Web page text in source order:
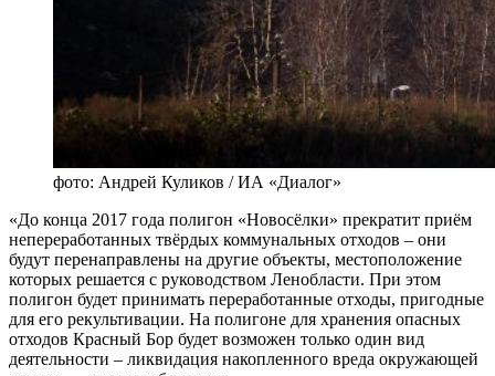
фото: Андрей Куликов / ИА «Диалог»
«До конца 2017 года полигон «Новосёлки» прекратит приём
непереработанных твёрдых коммунальных отходов – они
будут перенаправлены на другие объекты, местоположение
которых решается с руководством Ленобласти. При этом
полигон будет принимать переработанные отходы, пригодные
для его рекультивации. На полигоне для хранения опасных
отходов Красный Бор будет возможен только один вид
деятельности – ликвидация накопленного вреда окружающей